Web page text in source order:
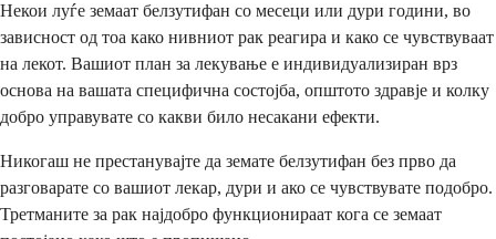
Некои луѓе земаат белзутифан со месеци или дури години, во
зависност од тоа како нивниот рак реагира и како се чувствуваат
на лекот. Вашиот план за лекување е индивидуализиран врз
основа на вашата специфична состојба, општото здравје и колку
добро управувате со какви било несакани ефекти.
Никогаш не престанувајте да земате белзутифан без прво да
разговарате со вашиот лекар, дури и ако се чувствувате подобро.
Третманите за рак најдобро функционираат кога се земаат